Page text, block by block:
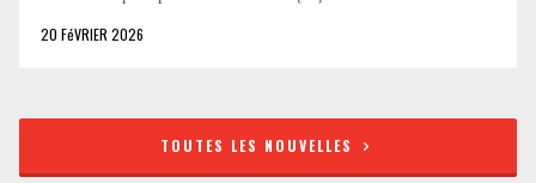
20 FéVRIER 2026
TOUTES LES NOUVELLES